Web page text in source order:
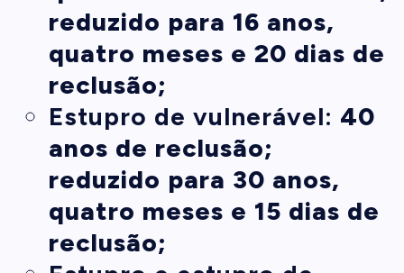
reduzido para 16 anos,
quatro meses e 20 dias de
reclusão;
Estupro de vulnerável: 40
anos de reclusão;
reduzido para 30 anos,
quatro meses e 15 dias de
reclusão;